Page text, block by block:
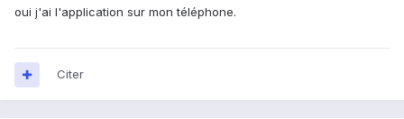
oui j'ai l'application sur mon téléphone.
Citer